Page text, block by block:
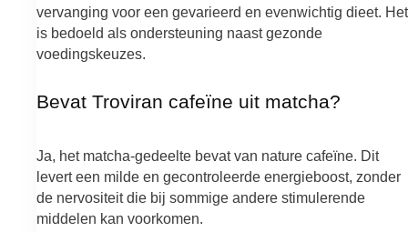
vervanging voor een gevarieerd en evenwichtig dieet. Het
is bedoeld als ondersteuning naast gezonde
voedingskeuzes.
Bevat Troviran cafeïne uit matcha?
Ja, het matcha-gedeelte bevat van nature cafeïne. Dit
levert een milde en gecontroleerde energieboost, zonder
de nervositeit die bij sommige andere stimulerende
middelen kan voorkomen.